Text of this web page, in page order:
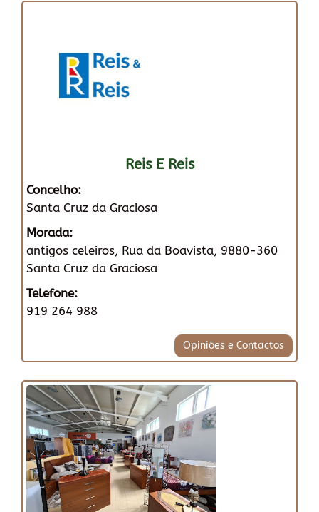
Reis E Reis
Concelho:
Santa Cruz da Graciosa
Morada:
antigos celeiros, Rua da Boavista, 9880-360
Santa Cruz da Graciosa
Telefone:
919 264 988
Opiniões e Contactos